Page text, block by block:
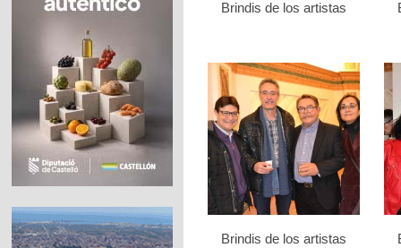
Brindis de los artistas
Brindis de los artistas